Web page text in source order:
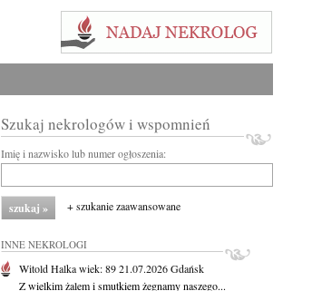
Szukaj nekrologów i wspomnień
Imię i nazwisko lub numer ogłoszenia:
+ szukanie zaawansowane
INNE NEKROLOGI
Witold Halkawiek: 8921.07.2026Gdańsk
Z wielkim żalem i smutkiem żegnamy naszego...